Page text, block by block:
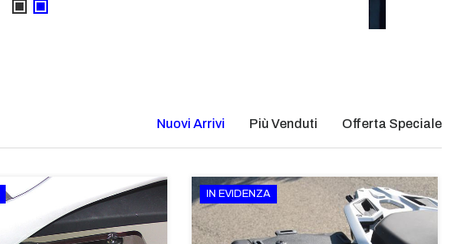
Nuovi Arrivi Più Venduti Offerta Speciale
IN EVIDENZA